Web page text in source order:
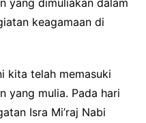
keagamaan di
kita telah memasuki
yang mulia. Pada hari
Isra Mi’raj Nabi